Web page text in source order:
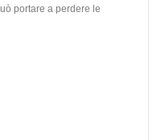
portare a perdere le